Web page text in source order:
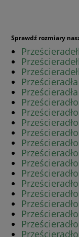
Sprawdź rozmiary